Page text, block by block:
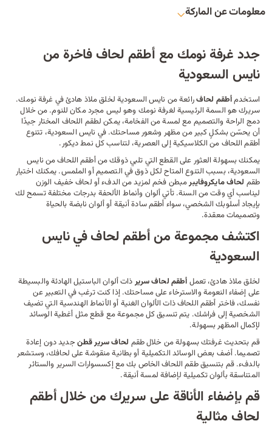
معلومات عن الماركة
جدد غرفة نومك مع أطقم لحاف فاخرة من
نايس السعودية
استخدمأطقم لحافرائعة من نايس السعودية لخلق ملاذ هادئ في غرفة نومك.
سريركهو السمة الرئيسية لغرفة نومك وهو ليس مجرد مكان للنوم. من خلال
دمج الراحة والتصميم مع لمسة من الفخامة، يمكن لطقم اللحاف المختار جيدًا
أن يحسّن بشكلٍ كبير من مظهر وشعور مساحتك. في نايس السعودية، تتنوع
أطقم اللحاف من الكلاسيكية إلى العصرية، لتناسب كل نمط ديكور.
يمكنك بسهولة العثور على القطع التي تلبي ذوقك من أطقم اللحاف من نايس
السعودية، بسبب التنوع المتاح لكل ذوق في التصميم أو الملمس. يمكنك اختيار
طقملحاف مايكروفايبرمبطن فخم لمزيد من الدفء أو لحاف خفيف الوزن
ليناسب أي وقت من السنة. تأتي ألوان وأنماط الألحفة بدرجات مختلفة تسمح لك
بإيجاد أسلوبك الشخصي، سواء أطقم سادة أنيقة أو ألوان نابضة بالحياة
وتصميمات معقدة.
اكتشف مجموعة من أطقم لحاف في نايس
السعودية
لخلق ملاذ هادئ، تعملأطقم لحاف سريرذات ألوان الباستيل الهادئة والبسيطة
على إضفاء النعومة والاسترخاء على مساحتك. إذا كنت ترغب في التعبير عن
نفسك، فاختر أطقم اللحاف ذات الألوان الغنية أو الأنماط الهندسية التي تضيف
الشخصية إلىفراشك. يتم تنسيق كل مجموعة مع قطع مثلأغطية الوسائد
لإكمال المظهر بسهولة.
قم بتحديث غرفتك بسهولة من خلال طقملحاف سرير قطنجديد دون إعادة
تصميما. أضف بعض الوسائد التكميلية أو بطانية منقوشة على لحافك، وستشعر
بالدفء. قم بتنسيق طقم اللحاف الخاص بك معإكسسواراتالسرير والستائر
المتناسقة بألوان تكميلية لإضافة لمسة أنيقة.
قم بإضفاء الأناقة على سريرك من خلال أطقم
لحاف مثالية